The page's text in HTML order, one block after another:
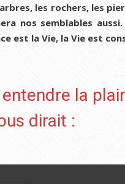
les rochers, les
nos semblables
est la Vie, la Vie est
la
dirait :